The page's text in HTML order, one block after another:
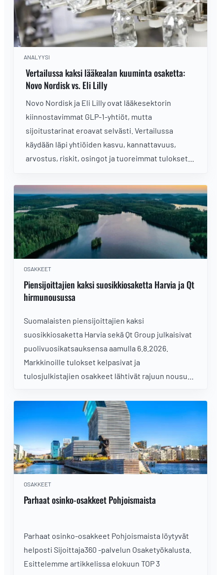
ANALYYSI
Vertailussa kaksi lääkealan kuuminta osaketta:
Novo Nordisk vs. Eli Lilly
Novo Nordisk ja Eli Lilly ovat lääkesektorin
kiinnostavimmat GLP-1-yhtiöt, mutta
sijoitustarinat eroavat selvästi. Vertailussa
käydään läpi yhtiöiden kasvu, kannattavuus,
arvostus, riskit, osingot ja tuoreimmat tulokset –
OSAKKEET
Piensijoittajien kaksi suosikkiosaketta Harvia ja Qt
hirmunousussa
Suomalaisten piensijoittajien kaksi
suosikkiosaketta Harvia sekä Qt Group julkaisivat
puolivuosikatsauksensa aamulla 6.8.2026.
Markkinoille tulokset kelpasivat ja
tulosjulkistajien osakkeet lähtivät rajuun nousuun
OSAKKEET
Parhaat osinko-osakkeet Pohjoismaista
Parhaat osinko-osakkeet Pohjoismaista löytyvät
helposti Sijoittaja360 -palvelun Osaketyökalusta.
Esittelemme artikkelissa elokuun TOP 3